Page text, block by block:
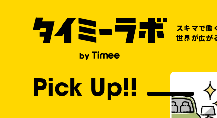
スキマで働
世界が広が
Pick Up!!